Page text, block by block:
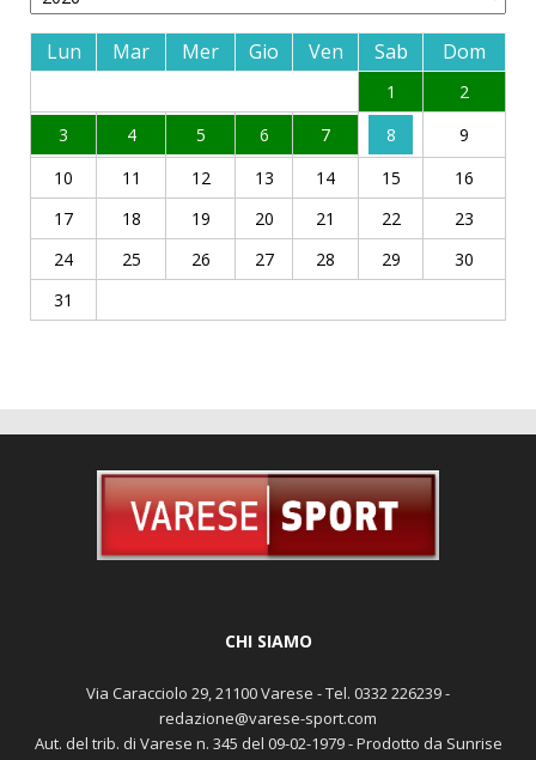
Lun Mar Mer Gio Ven Sab Dom
1
2
3
4 5 6 7 8
9
10
11 12 13 14 15
16
17
18 19 20 21 22
23
24
25 26 27 28 29
30
31
CHI SIAMO
Via Caracciolo 29, 21100 Varese - Tel. 0332 226239 -
redazione@varese-sport.com
Aut. del trib. di Varese n. 345 del 09-02-1979 - Prodotto da Sunrise